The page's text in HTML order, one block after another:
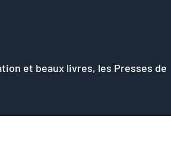
et beaux livres, les Presses de